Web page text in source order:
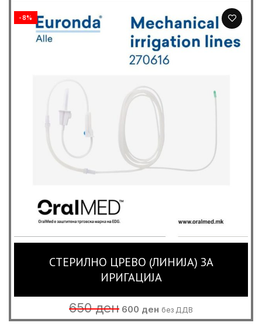
60 ден.
40 ден.
-8%
СТЕРИЛНО ЦРЕВО (ЛИНИЈА) ЗА
ИРИГАЦИЈА
650ден Original
price
600 ден Current
price
без ДДВ